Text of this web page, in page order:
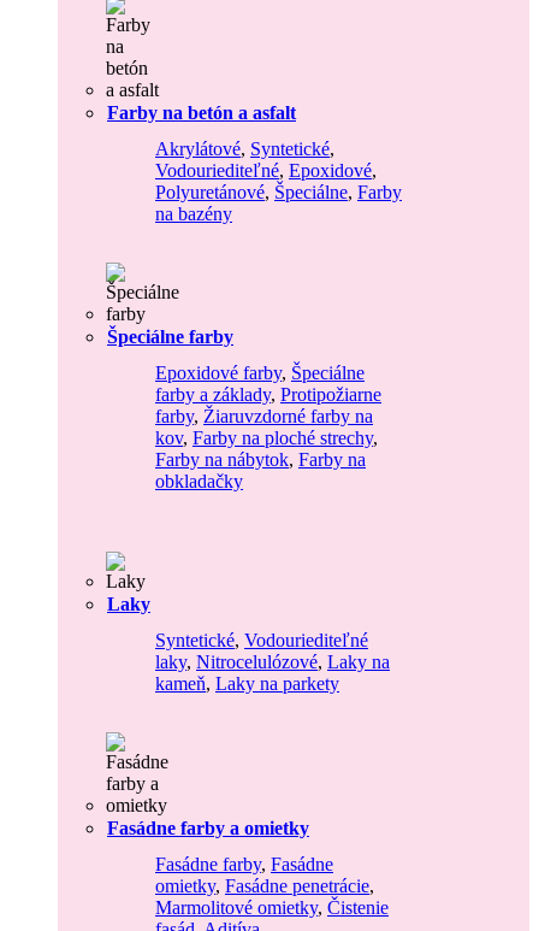
Farby na betón a asfalt
Akrylátové, Syntetické,
Vodouriediteľné, Epoxidové,
Polyuretánové, Špeciálne, Farby
na bazény
Špeciálne farby
Epoxidové farby, Špeciálne
farby a základy, Protipožiarne
farby, Žiaruvzdorné farby na
kov, Farby na ploché strechy,
Farby na nábytok, Farby na
obkladačky
Laky
Syntetické, Vodouriediteľné
laky, Nitrocelulózové, Laky na
kameň, Laky na parkety
Fasádne farby a omietky
Fasádne farby, Fasádne
omietky, Fasádne penetrácie,
Marmolitové omietky, Čistenie